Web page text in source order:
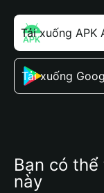
Tải xuống APK
Tải xuống
Bạn có
này